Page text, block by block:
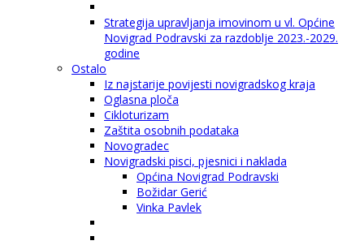
Strategija upravljanja imovinom u vl. Općine
Novigrad Podravski za razdoblje 2023.-2029.
godine
Ostalo
Iz najstarije povijesti novigradskog kraja
Oglasna ploča
Cikloturizam
Zaštita osobnih podataka
Novogradec
Novigradski pisci, pjesnici i naklada
Općina Novigrad Podravski
Božidar Gerić
Vinka Pavlek